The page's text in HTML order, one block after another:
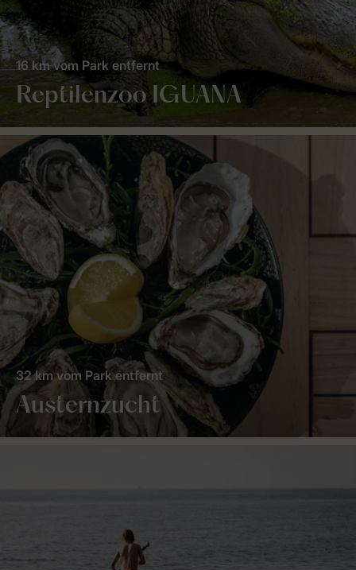
Reptilenzoo IGUANA
16 km vom Park entfernt
Austernzucht
32 km vom Park entfernt